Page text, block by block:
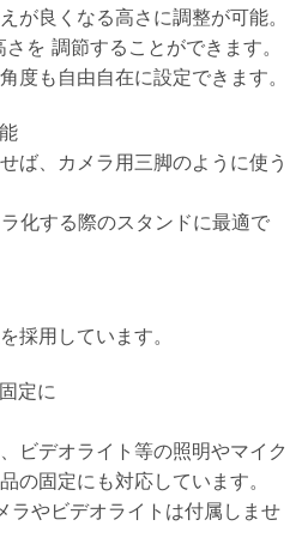
が良くなる高さに調整が可能。
を 調節することができます。
度も自由自在に設定できます。
ば、カメラ用三脚のように使う
化する際のスタンドに最適で
採用しています。
定に
ビデオライト等の照明やマイク
の固定にも対応しています。
ラやビデオライトは付属しませ